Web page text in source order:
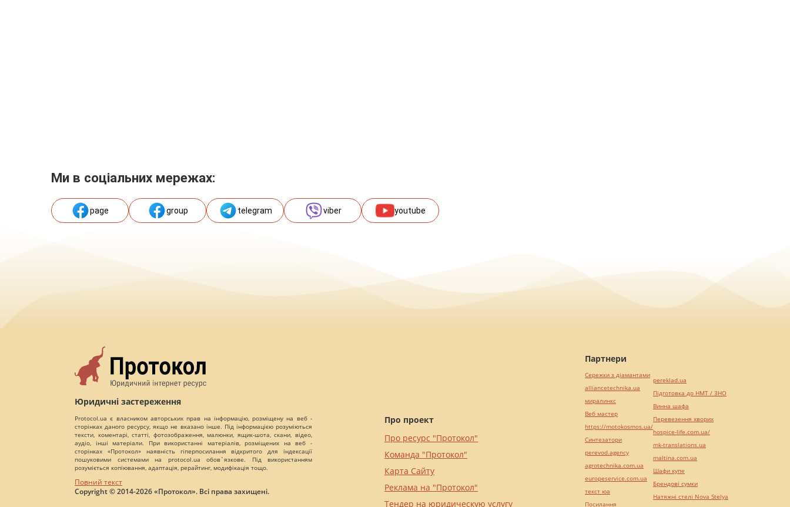
Ми в соціальних мережах:
page group telegram viber youtube
Юридичні застереження
Protocol.ua є власником авторських прав на інформацію, розміщену на веб -
сторінках даного ресурсу, якщо не вказано інше. Під інформацією розуміються
тексти, коментарі, статті, фотозображення, малюнки, ящик-шота, скани, відео,
аудіо, інші матеріали. При використанні матеріалів, розміщених на веб -
сторінках «Протокол» наявність гіперпосилання відкритого для індексації
пошуковими системами на protocol.ua обов`язкове. Під використанням
розуміється копіювання, адаптація, рерайтинг, модифікація тощо.
Повний текст
Copyright © 2014-2026 «Протокол». Всі права захищені.
Про проект
Про ресурс "Протокол"
Команда "Протокол"
Карта Сайту
Реклама на "Протокол"
Тендер на юридическую услугу
Партнери
Сережки з діамантами
alliancetechnika.ua
миралинкс
Веб мастер
https://motokosmos.ua/
Синтезатори
perevod.agency
agrotechnika.com.ua
europeservice.com.ua
текст юа
Посилання
pereklad.ua
Підготовка до НМТ / ЗНО
Винна шафа
Перевезення хворих
hospice-life.com.ua/
mk-translations.ua
maltina.com.ua
Шафи купе
Брендові сумки
Натяжні стелі Nova Stelya